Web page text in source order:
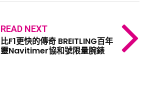
READ NEXT
比F1更快的傳奇 BREITLING百年
靈Navitimer協和號限量腕錶